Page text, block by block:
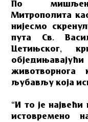
По мишљењу
Митрополита
нијесмо
пута Св.
Цетињског,
животворнога
љубављу која
“И то је
истовремено